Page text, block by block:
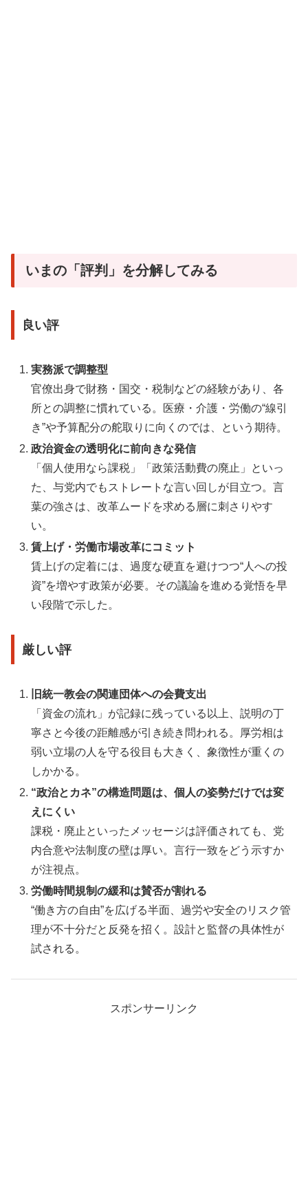
いまの「評判」を分解してみる
良い評
実務派で調整型
官僚出身で財務・国交・税制などの経験があり、各
所との調整に慣れている。医療・介護・労働の“線引
き”や予算配分の舵取りに向くのでは、という期待。
政治資金の透明化に前向きな発信
「個人使用なら課税」「政策活動費の廃止」といっ
た、与党内でもストレートな言い回しが目立つ。言
葉の強さは、改革ムードを求める層に刺さりやす
い。
賃上げ・労働市場改革にコミット
賃上げの定着には、過度な硬直を避けつつ“人への投
資”を増やす政策が必要。その議論を進める覚悟を早
い段階で示した。
厳しい評
旧統一教会の関連団体への会費支出
「資金の流れ」が記録に残っている以上、説明の丁
寧さと今後の距離感が引き続き問われる。厚労相は
弱い立場の人を守る役目も大きく、象徴性が重くの
しかかる。
“政治とカネ”の構造問題は、個人の姿勢だけでは変
えにくい
課税・廃止といったメッセージは評価されても、党
内合意や法制度の壁は厚い。言行一致をどう示すか
が注視点。
労働時間規制の緩和は賛否が割れる
“働き方の自由”を広げる半面、過労や安全のリスク管
理が不十分だと反発を招く。設計と監督の具体性が
試される。
スポンサーリンク